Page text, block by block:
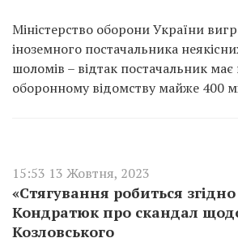
Міністерство оборони України
іноземного постачальника
шоломів – відтак постачальник
оборонному відомству майже 400
15:53 13 Жовтня, 2023
«Стягування робиться
Кондратюк про скандал
Козловського